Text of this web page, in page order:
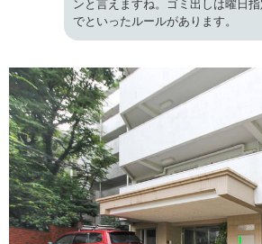
ンと言えますね。ゴミ出しは曜日
でといったルールがあります。